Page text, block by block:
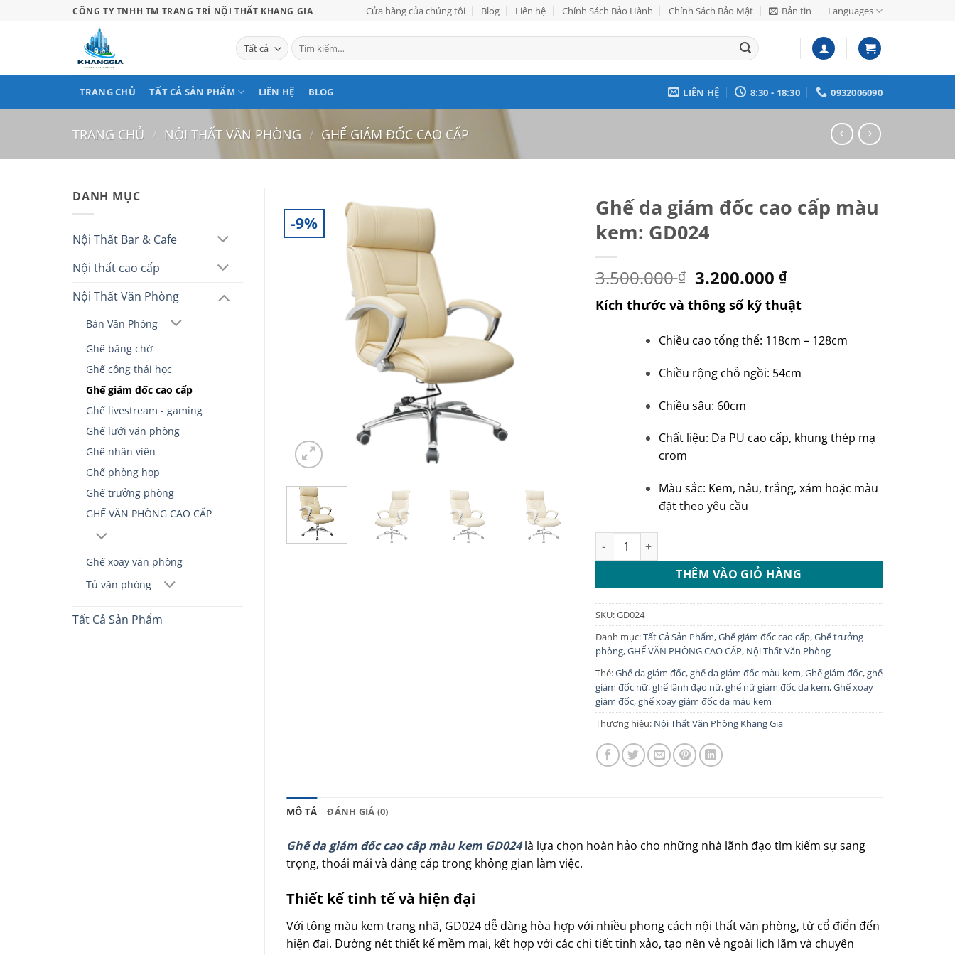
CÔNG TY TNHH TM TRANG TRÍ NỘI THẤT KHANG GIA Cửa hàng của chúng tôi Blog Liên hệ Chính Sách Bảo Hành Chính Sách Bảo Mật Bản tin Languages
Tìm
kiếm:
TRANG CHỦ TẤT CẢ SẢN PHẨM LIÊN HỆ BLOG LIÊN HỆ 8:30 - 18:30 0932006090
TRANG CHỦ / NỘI THẤT VĂN PHÒNG / GHẾ GIÁM ĐỐC CAO CẤP
DANH MỤC
Nội Thất Bar & Cafe
Nội thất cao cấp
Nội Thất Văn Phòng
Bàn Văn Phòng
Ghế băng chờ
Ghế công thái học
Ghế giám đốc cao cấp
Ghế livestream - gaming
Ghế lưới văn phòng
Ghế nhân viên
Ghế phòng họp
Ghế trưởng phòng
GHẾ VĂN PHÒNG CAO CẤP
Ghế xoay văn phòng
Tủ văn phòng
Tất Cả Sản Phẩm
-9%
Ghế da giám đốc cao cấp màu
kem: GD024
3.500.000₫ Giá
gốc
là:
3.500.000 ₫.
3.200.000 ₫Giá
hiện
tại
3.200.000 ₫.
Kích thước và thông số kỹ thuật
Chiều cao tổng thể: 118cm – 128cm
Chiều rộng chỗ ngồi: 54cm
Chiều sâu: 60cm
Chất liệu: Da PU cao cấp, khung thép mạ
crom
Màu sắc: Kem, nâu, trắng, xám hoặc màu
đặt theo yêu cầu
Ghế da giám đốc cao cấp màu kem: GD024 số lượng
THÊM VÀO GIỎ HÀNG
SKU:GD024
Danh mục:Tất Cả Sản Phẩm,Ghế giám đốc cao cấp,Ghế trưởng
phòng,GHẾ VĂN PHÒNG CAO CẤP, Nội Thất Văn Phòng
Thẻ:Ghế da giám đốc,ghế da giám đốc màu kem,Ghế giám đốc,ghế
giám đốc nữ,ghế lãnh đạo nữ,ghế nữ giám đốc da kem,Ghế xoay
giám đốc,ghế xoay giám đốc da màu kem
Thương hiệu: Nội Thất Văn Phòng Khang Gia
MÔ TẢ ĐÁNH GIÁ (0)
Ghế da giám đốc cao cấp màu kem GD024là lựa chọn hoàn hảo cho những nhà lãnh đạo tìm kiếm sự sang
trọng, thoải mái và đẳng cấp trong không gian làm việc.
Thiết kế tinh tế và hiện đại
Với tông màu kem trang nhã, GD024 dễ dàng hòa hợp với nhiều phong cách nội thất văn phòng, từ cổ điển đến
hiện đại. Đường nét thiết kế mềm mại, kết hợp với các chi tiết tinh xảo, tạo nên vẻ ngoài lịch lãm và chuyên